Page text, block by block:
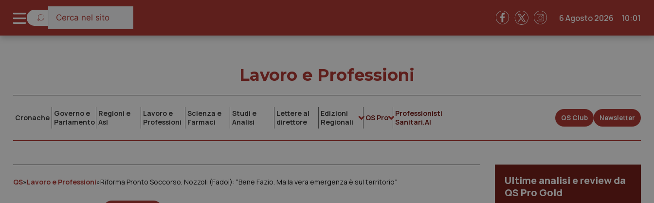
6 Agosto 2026 10:01
Lavoro e Professioni
Cronache Governo e
Parlamento
Regioni e
Asl
Lavoro e
Professioni
Scienza e
Farmaci
Studi e
Analisi
Lettere al
direttore
Edizioni
Regionali
QS Pro
Professionisti
Sanitari.AI
QS Club Newsletter
QS»Lavoro e Professioni»Riforma Pronto Soccorso. Nozzoli (Fadoi): “Bene Fazio. Ma la vera emergenza è sul territorio”
Ultime analisi e review da
QS Pro Gold